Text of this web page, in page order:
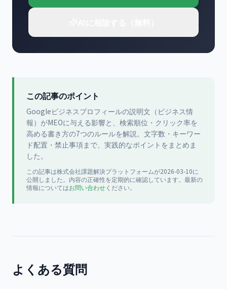
この記事のポイント
Googleビジネスプロフィールの説明文（ビジネス情
報）がMEOに与える影響と、検索順位・クリック率を
高める書き方の7つのルールを解説。文字数・キーワー
ド配置・禁止事項まで、実践的なポイントをまとめま
した。
この記事は株式会社課題解決プラットフォームが2026-03-10に
公開しました。内容の正確性を定期的に確認しています。最新の
情報についてはお問い合わせください。
よくある質問